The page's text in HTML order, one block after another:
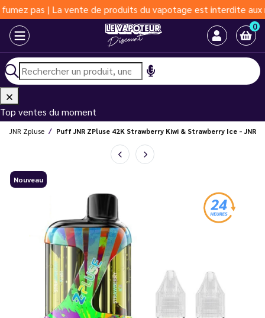
pas | La vente de produits du vapotage est interdite aux
0
Top ventes du moment
JNR Zpluse Puff JNR ZPluse 42K Strawberry Kiwi & Strawberry Ice - JNR
Nouveau